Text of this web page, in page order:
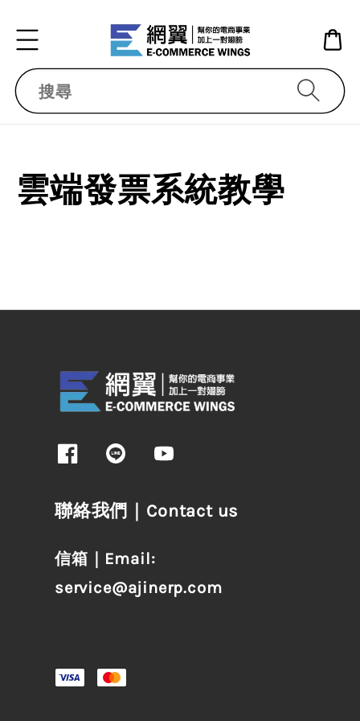
搜尋
雲端發票系統教學
聯絡我們｜Contact us
信箱｜Email:
service@ajinerp.com